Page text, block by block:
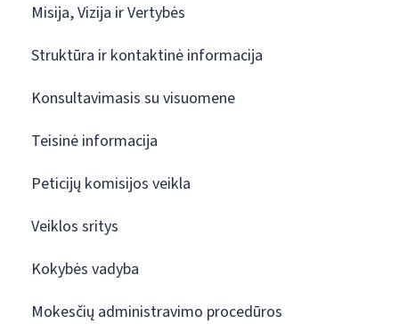
Misija, Vizija ir Vertybės
Struktūra ir kontaktinė informacija
Konsultavimasis su visuomene
Teisinė informacija
Peticijų komisijos veikla
Veiklos sritys
Kokybės vadyba
Mokesčių administravimo procedūros